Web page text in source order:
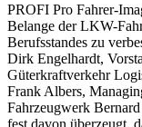
PROFI Pro Fahrer-
Belange der LKW-
Berufsstandes zu
Dirk Engelhardt,
Güterkraftverkehr
Frank Albers,
Fahrzeugwerk
fest davon überzeugt,